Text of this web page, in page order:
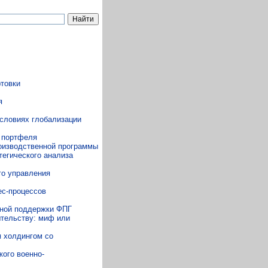
глобализации
портфеля
программы
анализа
управления
процессов
поддержки ФПГ
миф или
холдингом со
военно-